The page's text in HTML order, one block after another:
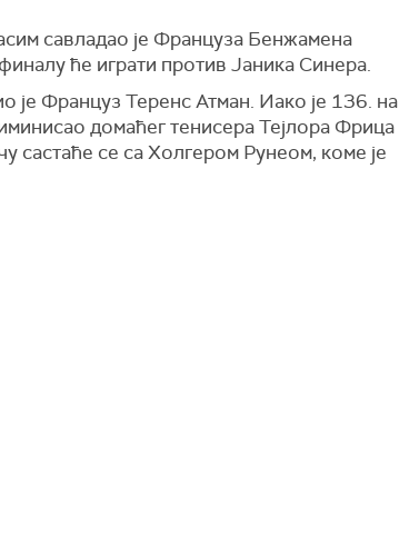
савладао је Француза Бенжамена
ће играти против Јаника Синера.
је Француз Теренс Атман. Иако је 136. на
домаћег тенисера Тејлора Фрица
састаће се са Холгером Рунеом, коме је